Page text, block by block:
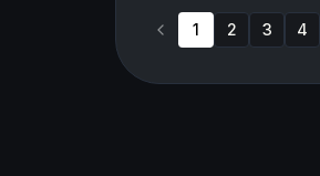
1 2 3 4